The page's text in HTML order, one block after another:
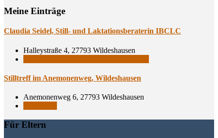
Meine Einträge
Clau­dia Sei­del, Still- und Lak­ta­ti­ons­be­ra­te­rin IBCLC
Halleystraße 4, 27793 Wildeshausen
Still­treff im Ane­mo­nen­weg, Wildeshausen
Anemonenweg 6, 27793 Wildeshausen
Für Eltern